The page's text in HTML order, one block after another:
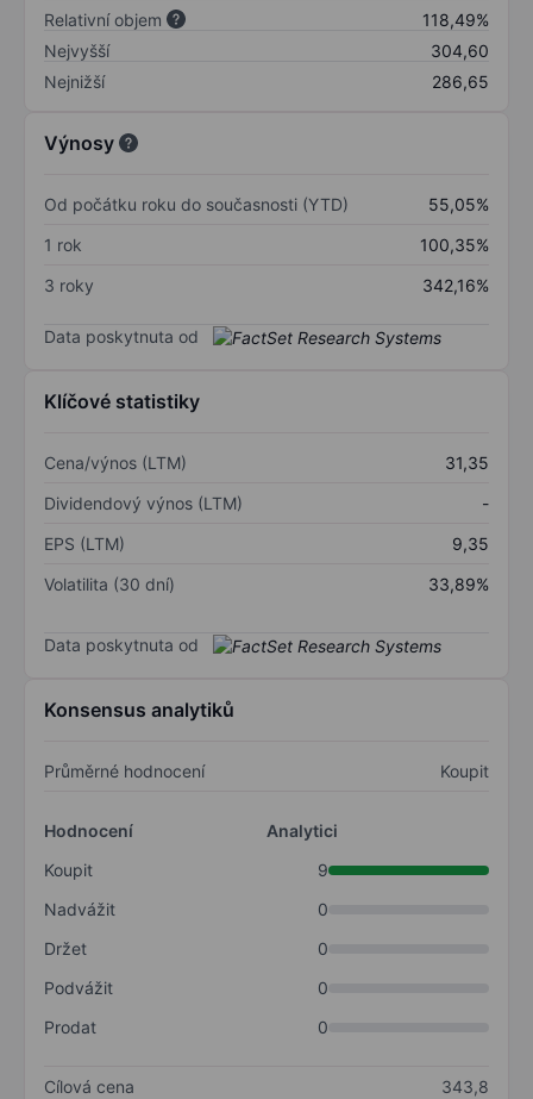
Relativní objem
118,49%
Nejvyšší
304,60
Nejnižší
286,65
Výnosy
Od počátku roku do současnosti (YTD)
55,05%
1 rok
100,35%
3 roky
342,16%
Data poskytnuta od
Klíčové statistiky
Cena/výnos (LTM)
31,35
Dividendový výnos (LTM)
-
EPS (LTM)
9,35
Volatilita (30 dní)
33,89%
Data poskytnuta od
Konsensus analytiků
Průměrné hodnocení Koupit
Hodnocení
Analytici
Koupit
9
Nadvážit
0
Držet
0
Podvážit
0
Prodat
0
Cílová cena
343,8